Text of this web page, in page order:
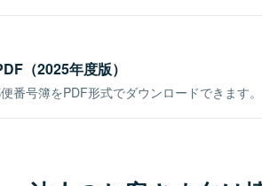
（2025年度版）
番号簿をPDF形式でダウンロードできます。